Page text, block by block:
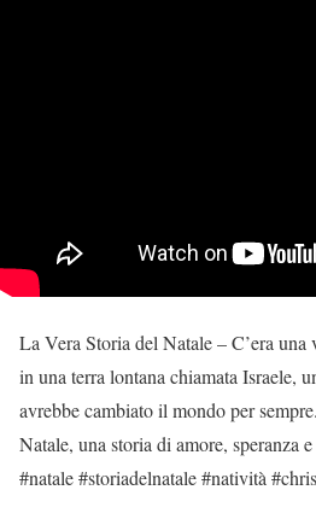
La Vera Storia del Natale – C’era
in una terra lontana chiamata Israele,
avrebbe cambiato il mondo per
Natale, una storia di amore, speranza
#natale #storiadelnatale #natività